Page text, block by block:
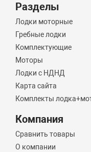
Разделы
Лодки моторные
Гребные лодки
Комплектующие
Моторы
Лодки с НДНД
Карта сайта
Комплекты
Компания
Сравнить товары
О компании